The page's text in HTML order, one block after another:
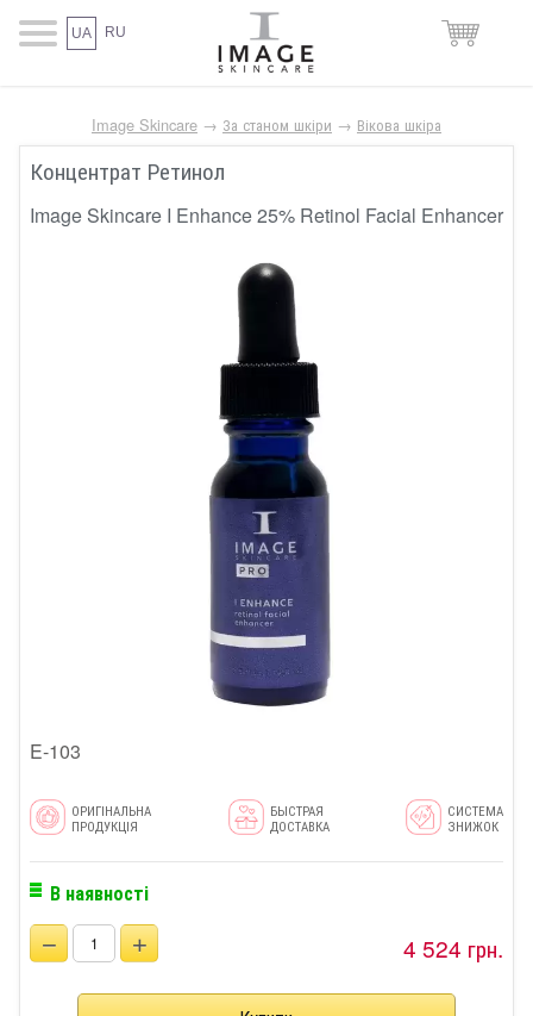
UA RU
Image Skincare → За станом шкіри → Вікова шкіра
Концентрат Ретинол
Image Skincare I Enhance 25% Retinol Facial Enhancer
E-103
ОРИГІНАЛЬНА
ПРОДУКЦІЯ
БЫСТРАЯ
ДОСТАВКА
СИСТЕМА
ЗНИЖОК
В наявності
− + 4 524 грн.